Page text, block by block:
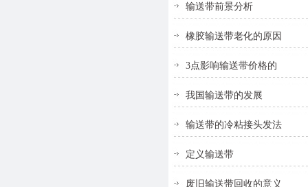
输送带前景分析
橡胶输送带老化的原因
3点影响输送带价格的
我国输送带的发展
输送带的冷粘接头发法
定义输送带
废旧输送带回收的意义